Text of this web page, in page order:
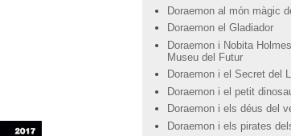
Doraemon al món màgic
Doraemon el Gladiador
Doraemon i Nobita
Museu del Futur
Doraemon i el Secret del
Doraemon i el petit
Doraemon i els déus del
Doraemon i els pirates